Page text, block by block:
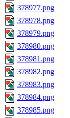
378977.png
378978.png
378979.png
378980.png
378981.png
378982.png
378983.png
378984.png
378985.png